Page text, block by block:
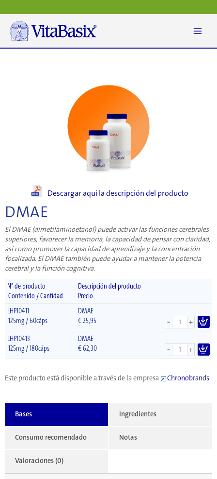
al
contenido
Descargar aquí la descripción del producto
DMAE
El DMAE (dimetilaminoetanol) puede activar las funciones cerebrales
superiores, favorecer la memoria, la capacidad de pensar con claridad,
así como promover la capacidad de aprendizaje y la concentración
focalizada. El DMAE también puede ayudar a mantener la potencia
cerebral y la función cognitiva.
N° de producto
Descripción del producto
Contenido / Cantidad
Precio
LHP10411
DMAE
125mg / 60cáps
€25,95 - +
LHP10413
DMAE
125mg / 180cáps
€62,30 - +
Este producto está disponible a través de la empresa Chronobrands.
Bases Ingredientes
Consumo recomendado Notas
Valoraciones (0)